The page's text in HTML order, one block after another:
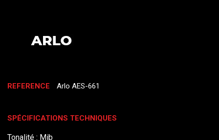
REFERENCE Arlo AES-661
SPÉCIFICATIONS TECHNIQUES
Tonalité : Mib